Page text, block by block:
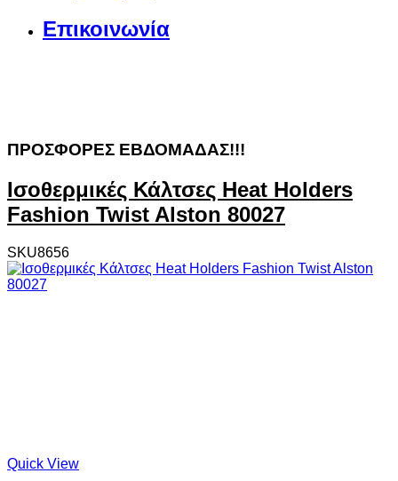
Επικοινωνία
ΠΡΟΣΦΟΡΕΣ ΕΒΔΟΜΑΔΑΣ!!!
Ισοθερμικές Κάλτσες Heat Holders
Fashion Twist Alston 80027
SKU8656
Quick View